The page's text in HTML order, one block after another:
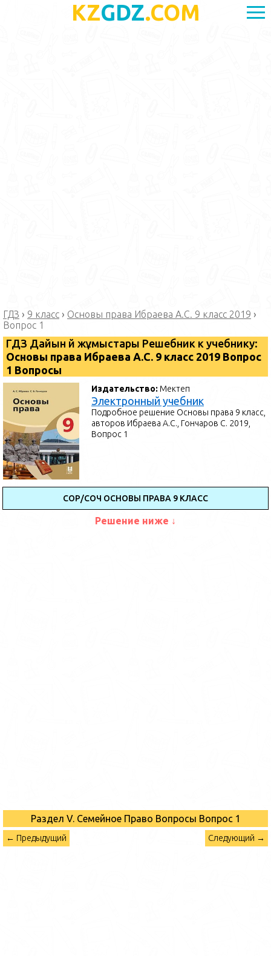
KZGDZ.COM
ГДЗ › 9 класс › Основы права Ибраева А.С. 9 класс 2019 ›
Вопрос 1
ГДЗ Дайын үй жұмыстары Решебник к учебнику:
Основы права Ибраева А.С. 9 класс 2019 Вопрос
1 Вопросы
Издательство: Мектеп
Электронный учебник
Подробное решение Основы права 9 класс,
авторов Ибраева А.С., Гончаров С. 2019,
Вопрос 1
СОР/СОЧ ОСНОВЫ ПРАВА 9 КЛАСС
Решение ниже ↓
Раздел V. Семейное Право Вопросы Вопрос 1
← Предыдущий Следующий →